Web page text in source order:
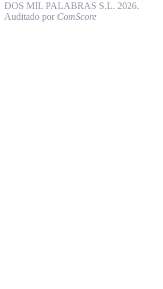
DOS MIL PALABRAS S.L. 2026.
Auditado por ComScore